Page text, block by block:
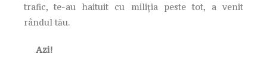
trafic, te-au haituit cu miliția peste tot, a venit
rândul tău.
Azi!